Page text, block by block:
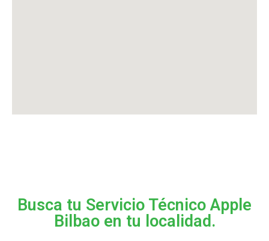
Busca tu Servicio Técnico Apple
Bilbao en tu localidad.